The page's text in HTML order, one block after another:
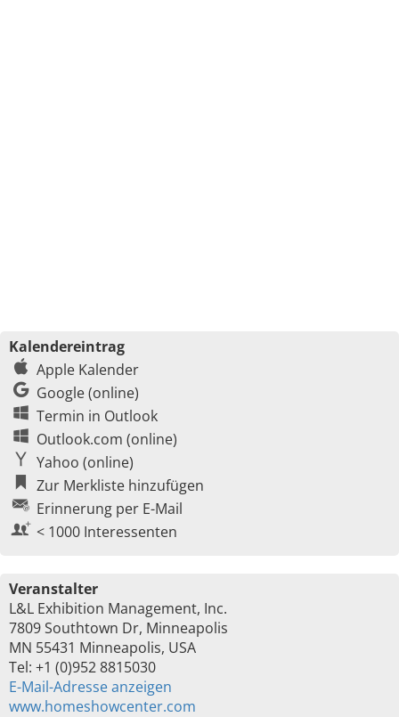
Kalendereintrag
Apple Kalender
Google (online)
Termin in Outlook
Outlook.com (online)
Yahoo (online)
Zur Merkliste hinzufügen
Erinnerung per E-Mail
< 1000 Interessenten
Veranstalter
L&L Exhibition Management, Inc.
7809 Southtown Dr, Minneapolis
MN 55431 Minneapolis, USA
Tel: +1 (0)952 8815030
E-Mail-Adresse anzeigen
www.homeshowcenter.com